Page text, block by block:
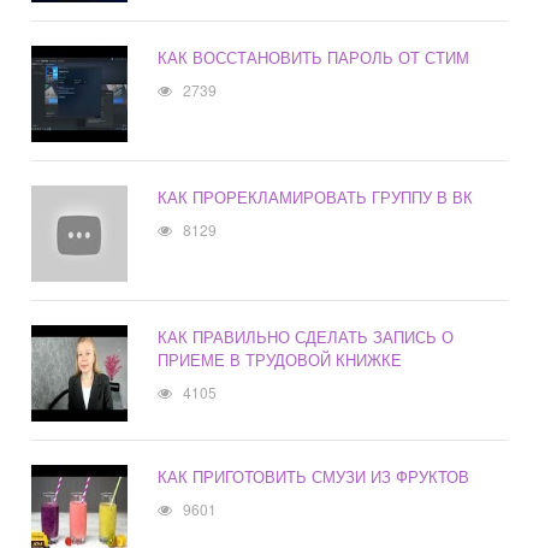
КАК ВОССТАНОВИТЬ ПАРОЛЬ ОТ СТИМ
2739
КАК ПРОРЕКЛАМИРОВАТЬ ГРУППУ В ВК
8129
КАК ПРАВИЛЬНО СДЕЛАТЬ ЗАПИСЬ О
ПРИЕМЕ В ТРУДОВОЙ КНИЖКЕ
4105
КАК ПРИГОТОВИТЬ СМУЗИ ИЗ ФРУКТОВ
9601